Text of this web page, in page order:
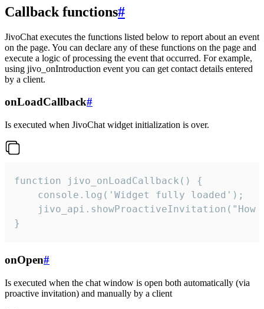
Callback functions#
JivoChat executes the functions listed below to report about an event
on the page. You can declare any of these functions on the page and
execute a logic of processing the event that occurred. For example,
using jivo_onIntroduction event you can get contact details entered
by a client.
onLoadCallback#
Is executed when JivoChat widget initialization is over.
function jivo_onLoadCallback() {
    console.log('Widget fully loaded');
jivo_api.showProactiveInvitation("How
}
onOpen#
Is executed when the chat window is open both automatically (via
proactive invitation) and manually by a client